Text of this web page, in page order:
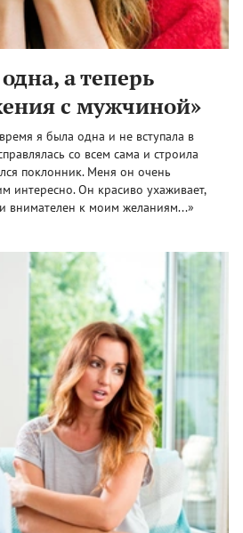
а теперь
с мужчиной»
я была одна и не вступала в
со всем сама и строила
поклонник. Меня он очень
интересно. Он красиво ухаживает,
внимателен к моим желаниям...»